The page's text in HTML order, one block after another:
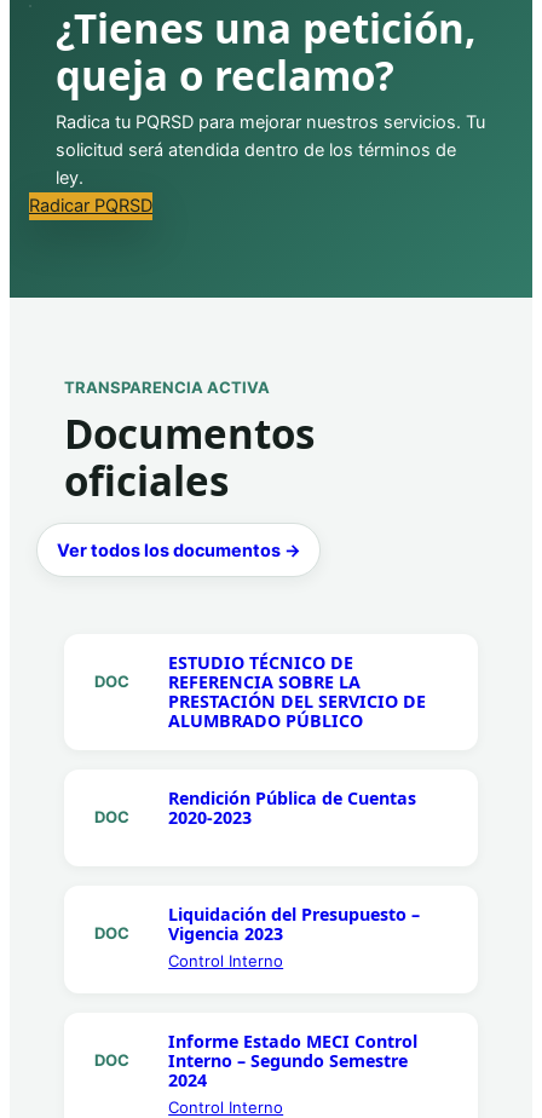
¿Tienes una petición,
queja o reclamo?
Radica tu PQRSD para mejorar nuestros servicios. Tu
solicitud será atendida dentro de los términos de
ley.
Radicar PQRSD
TRANSPARENCIA ACTIVA
Documentos
oficiales
Ver todos los documentos →
DOC
ESTUDIO TÉCNICO DE
REFERENCIA SOBRE LA
PRESTACIÓN DEL SERVICIO DE
ALUMBRADO PÚBLICO
DOC
Rendición Pública de Cuentas
2020-2023
DOC
Liquidación del Presupuesto –
Vigencia 2023
Control Interno
DOC
Informe Estado MECI Control
Interno – Segundo Semestre
2024
Control Interno